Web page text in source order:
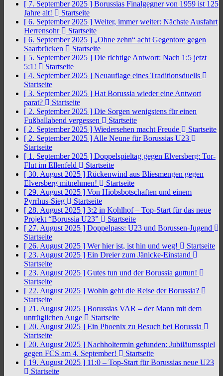
[ 7. September 2025 ] Borussias Finalgegner von 1959 ist 125
Jahre alt!
Startseite
[ 6. September 2025 ] Weiter, immer weiter: Nächste Ausfahrt
Herrensohr
Startseite
[ 6. September 2025 ] „Ohne zehn“ acht Gegentore gegen
Saarbrücken
Startseite
[ 5. September 2025 ] Die richtige Antwort: Nach 1:5 jetzt
5:1!
Startseite
[ 4. September 2025 ] Neuauflage eines Traditionsduells
Startseite
[ 3. September 2025 ] Hat Borussia wieder eine Antwort
parat?
Startseite
[ 2. September 2025 ] Die Sorgen wenigstens für einen
Fußballabend vergessen
Startseite
[ 2. September 2025 ] Wiedersehen macht Freude
Startseite
[ 2. September 2025 ] Alle Neune für Borussias U23
Startseite
[ 1. September 2025 ] Doppelspieltag gegen Elversberg: Tor-
Flut im Ellenfeld
Startseite
[ 30. August 2025 ] Rückenwind aus Bliesmengen gegen
Elversberg mitnehmen!
Startseite
[ 29. August 2025 ] Von Hiobsbotschaften und einem
Pyrrhus-Sieg
Startseite
[ 28. August 2025 ] 3:2 in Kohlhof – Top-Start für das neue
Projekt “Borussia U23”
Startseite
[ 27. August 2025 ] Doppelpass: U23 und Borussen-Jugend
Startseite
[ 26. August 2025 ] Wer hier ist, ist hin und weg!
Startseite
[ 23. August 2025 ] Ein Dreier zum Jänicke-Einstand
Startseite
[ 23. August 2025 ] Gutes tun und der Borussia guttun!
Startseite
[ 22. August 2025 ] Wohin geht die Reise der Borussia?
Startseite
[ 21. August 2025 ] Borussias VAR – der Mann mit dem
untrüglichen Auge
Startseite
[ 20. August 2025 ] Ein Phoenix zu Besuch bei Borussia
Startseite
[ 20. August 2025 ] Nachholtermin gefunden: Jubiläumsspiel
gegen FCS am 4. September!
Startseite
[ 19. August 2025 ] 11:0 – Top-Start für Borussias neue U23
Startseite